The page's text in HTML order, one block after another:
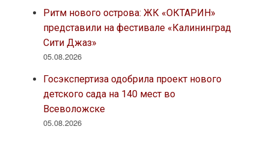
Ритм нового острова: ЖК «ОКТАРИН»
представили на фестивале «Калининград
Сити Джаз»
05.08.2026
Госэкспертиза одобрила проект нового
детского сада на 140 мест во
Всеволожске
05.08.2026